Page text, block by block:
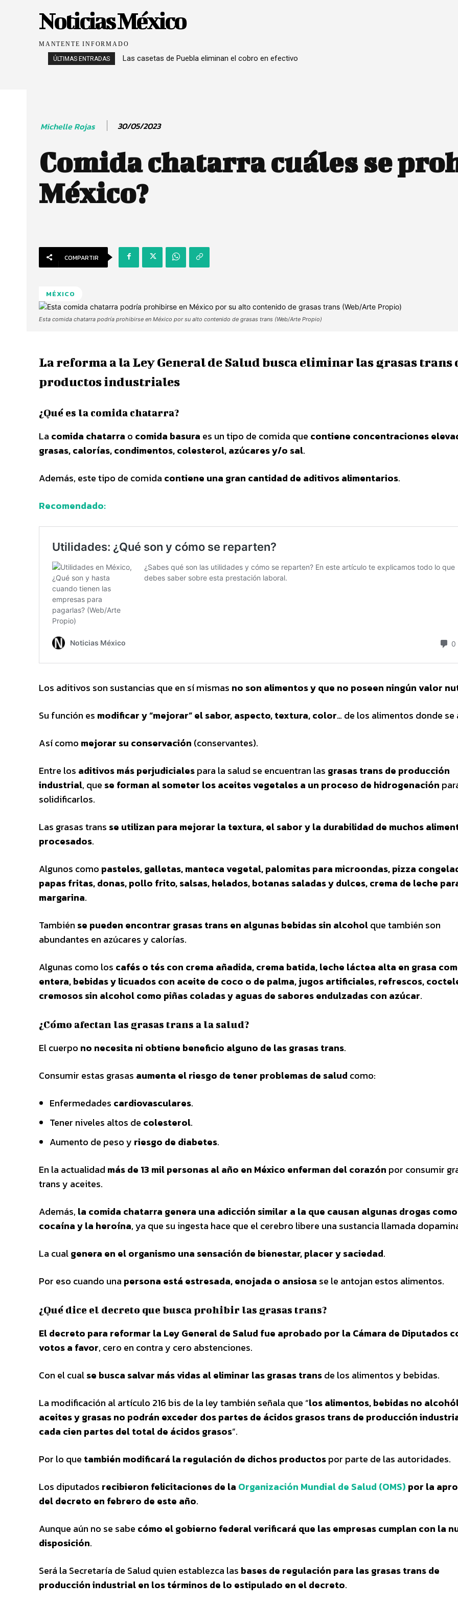
Noticias México
MANTENTE INFORMADO
ÚLTIMAS ENTRADAS Las casetas de Puebla eliminan el cobro en efectivo
Solicitud de la empresa examinadora a la UNAM
Michelle Rojas 30/05/2023
Comida chatarra cuáles se
México?
COMPARTIR
MÉXICO
Esta comida chatarra podría prohibirse en México por su alto contenido de grasas trans (Web/Arte Propio)
La reforma a la Ley General de Salud busca eliminar las grasas trans
productos industriales
¿Qué es la comida chatarra?
La comida chatarra o comida basura es un tipo de comida que contiene concentraciones
grasas, calorías, condimentos, colesterol, azúcares y/o sal.
Además, este tipo de comida contiene una gran cantidad de aditivos alimentarios.
Recomendado:
Los aditivos son sustancias que en sí mismas no son alimentos y que no poseen ningún valor
Su función es modificar y “mejorar” el sabor, aspecto, textura, color… de los alimentos donde se
Así como mejorar su conservación (conservantes).
Entre los aditivos más perjudicialespara la salud se encuentran las grasas transde producción
industrial, que se forman al someter los aceites vegetales a un proceso de hidrogenación
solidificarlos.
Las grasas trans se utilizan para mejorar la textura, el sabor y la durabilidad de muchos
procesados.
Algunos como pasteles, galletas, manteca vegetal, palomitas para microondas, pizza
papas fritas, donas, pollo frito, salsas, helados, botanas saladas y dulces, crema de leche
margarina.
También se pueden encontrar grasas trans en algunas bebidas sin alcoholque también son
abundantes en azúcares y calorías.
Algunas como los cafés o tés con crema añadida, crema batida, leche láctea alta en grasa
entera, bebidas y licuados con aceite de coco o de palma, jugos artificiales, refrescos,
cremosos sin alcohol como piñas coladas y aguas de sabores endulzadas con azúcar.
¿Cómo afectan las grasas trans a la salud?
El cuerpo no necesita ni obtiene beneficio alguno de las grasas trans.
Consumir estas grasas aumenta el riesgo de tener problemas de salud como:
Enfermedades cardiovasculares.
Tener niveles altos de colesterol.
Aumento de peso y riesgo de diabetes.
En la actualidad más de 13 mil personas al año en México enferman del corazón por consumir
trans y aceites.
Además, la comida chatarra genera una adicción similar a la que causan algunas drogas
cocaína y la heroína, ya que su ingesta hace que el cerebro libere una sustancia llamada
La cualgenera en el organismo una sensación de bienestar, placer y saciedad.
Por eso cuando una persona está estresada, enojada o ansiosa se le antojan estos alimentos.
¿Qué dice el decreto que busca prohibir las grasas trans?
El decreto para reformar la Ley General de Salud fue aprobado por la Cámara de Diputados
votos a favor, cero en contra y cero abstenciones.
Con el cualse busca salvar más vidas al eliminar las grasas transde los alimentos y bebidas.
La modificación al artículo 216 bis de la ley también señala que “los alimentos, bebidas no
aceites y grasas no podrán exceder dos partes de ácidos grasos trans de producción
cada cien partes del total de ácidos grasos”.
Por lo que también modificará la regulación de dichos productospor parte de las autoridades.
Los diputados recibieron felicitaciones de la Organización Mundial de Salud (OMS) por la
del decreto en febrero de este año.
Aunque aún no se sabe cómo el gobierno federal verificará que las empresas cumplan con la
disposición.
Será la Secretaría de Salud quien establezca las bases de regulación para las grasas trans de
producción industrial en los términos de lo estipulado en el decreto.